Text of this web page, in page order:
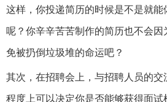
这样，你投递简历的时候是不是就
呢？你辛辛苦苦制作的简历也不会因
免被扔倒垃圾堆的命运吧？
其次，在招聘会上，与招聘人员的交
程度上可以决定你是否能够获得面